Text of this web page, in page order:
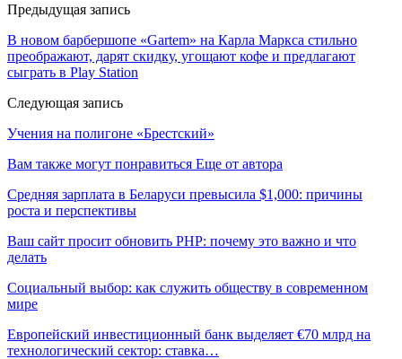
Предыдущая запись
В новом барбершопе «Gartem» на Карла Маркса стильно
преображают, дарят скидку, угощают кофе и предлагают
сыграть в Play Station
Следующая запись
Учения на полигоне «Брестский»
Вам также могут понравиться Еще от автора
Средняя зарплата в Беларуси превысила $1,000: причины
роста и перспективы
Ваш сайт просит обновить PHP: почему это важно и что
делать
Социальный выбор: как служить обществу в современном
мире
Европейский инвестиционный банк выделяет €70 млрд на
технологический сектор: ставка…